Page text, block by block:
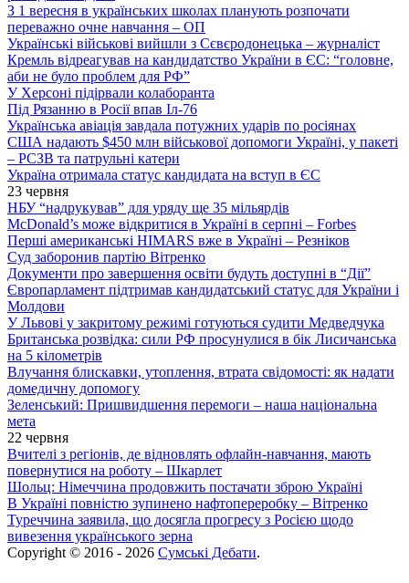
З 1 вересня в українських школах планують розпочати
переважно очне навчання – ОП
Українські військові вийшли з Сєвєродонецька – журналіст
Кремль відреагував на кандидатство України в ЄС: “головне,
аби не було проблем для РФ”
У Херсоні підірвали колаборанта
Під Рязанню в Росії впав Іл-76
Українська авіація завдала потужних ударів по росіянах
США надають $450 млн військової допомоги Україні, у пакеті
– РСЗВ та патрульні катери
Україна отримала статус кандидата на вступ в ЄС
23 червня
НБУ “надрукував” для уряду ще 35 мільярдів
McDonald’s може відкритися в Україні в серпні – Forbes
Перші американські HIMARS вже в Україні – Резніков
Суд заборонив партію Вітренко
Документи про завершення освіти будуть доступні в “Дії”
Європарламент підтримав кандидатський статус для України і
Молдови
У Львові у закритому режимі готуються судити Медведчука
Британська розвідка: сили РФ просунулися в бік Лисичанська
на 5 кілометрів
Влучання блискавки, утоплення, втрата свідомості: як надати
домедичну допомогу
Зеленський: Пришвидшення перемоги – наша національна
мета
22 червня
Вчителі з регіонів, де відновлять офлайн-навчання, мають
повернутися на роботу – Шкарлет
Шольц: Німеччина продовжить постачати зброю Україні
В Україні повністю зупинено нафтопереробку – Вітренко
Туреччина заявила, що досягла прогресу з Росією щодо
вивезення українського зерна
Copyright © 2016 - 2026 Сумські Дебати.